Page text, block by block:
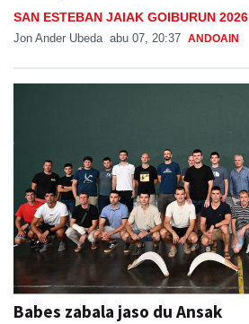
SAN ESTEBAN JAIAK GOIBURUN 2026
Jon Ander Ubeda abu 07, 20:37 ANDOAIN
Babes zabala jaso du Ansak